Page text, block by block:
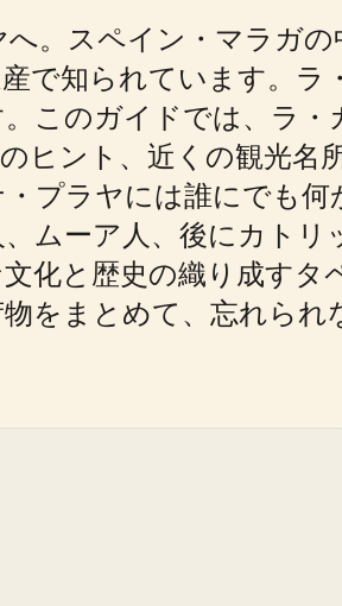
。スペイン・マラガ
で知られています。
このガイドでは、ラ
ヒント、近くの観光名
プラヤには誰にでも
ムーア人、後にカト
化と歴史の織り成す
をまとめて、忘れら